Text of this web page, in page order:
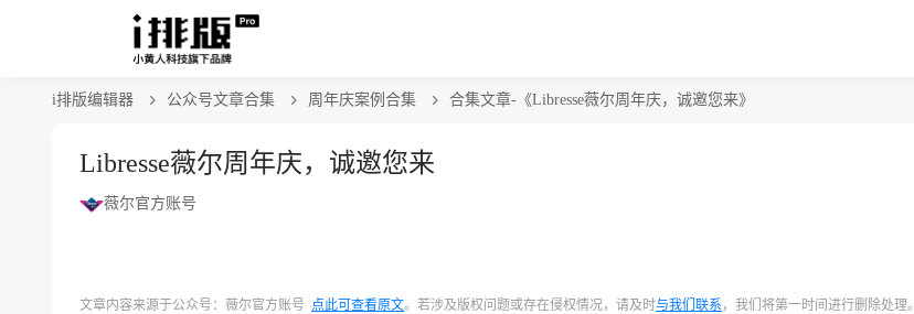
i排版编辑器 公众号文章合集 周年庆案例合集 合集文章-《Libresse薇尔周年庆，诚邀您来》
Libresse薇尔周年庆，诚邀您来
薇尔官方账号
文章内容来源于公众号：薇尔官方账号 点此可查看原文。若涉及版权问题或存在侵权情况，请及时与我们联系 ，我们将第一时间进行删除处理。